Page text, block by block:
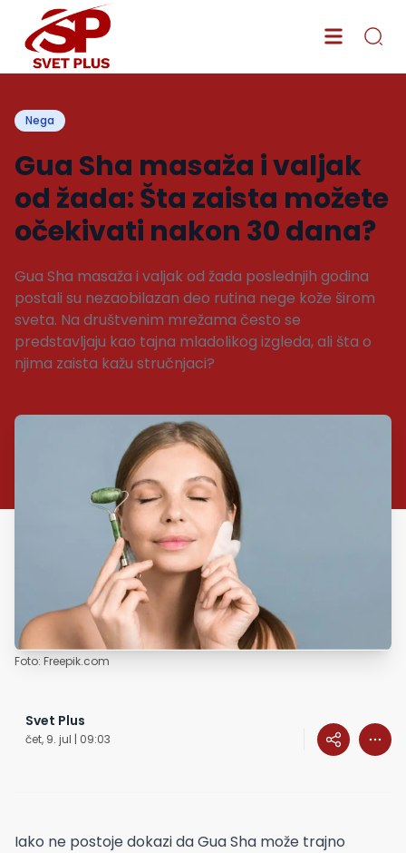
Nega
Gua Sha masaža i valjak
od žada: Šta zaista možete
očekivati nakon 30 dana?
Gua Sha masaža i valjak od žada poslednjih godina
postali su nezaobilazan deo rutina nege kože širom
sveta. Na društvenim mrežama često se
predstavljaju kao tajna mladolikog izgleda, ali šta o
njima zaista kažu stručnjaci?
Foto: Freepik.com
Svet Plus
čet, 9. jul | 09:03
Iako ne postoje dokazi da Gua Sha može trajno